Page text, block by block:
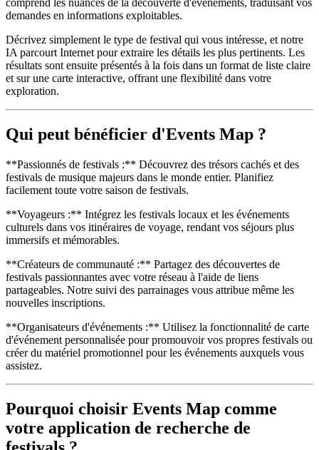
comprend les nuances de la découverte d'événements, traduisant vos
demandes en informations exploitables.
Décrivez simplement le type de festival qui vous intéresse, et notre
IA parcourt Internet pour extraire les détails les plus pertinents. Les
résultats sont ensuite présentés à la fois dans un format de liste claire
et sur une carte interactive, offrant une flexibilité dans votre
exploration.
Qui peut bénéficier d'Events Map ?
**Passionnés de festivals :** Découvrez des trésors cachés et des
festivals de musique majeurs dans le monde entier. Planifiez
facilement toute votre saison de festivals.
**Voyageurs :** Intégrez les festivals locaux et les événements
culturels dans vos itinéraires de voyage, rendant vos séjours plus
immersifs et mémorables.
**Créateurs de communauté :** Partagez des découvertes de
festivals passionnantes avec votre réseau à l'aide de liens
partageables. Notre suivi des parrainages vous attribue même les
nouvelles inscriptions.
**Organisateurs d'événements :** Utilisez la fonctionnalité de carte
d'événement personnalisée pour promouvoir vos propres festivals ou
créer du matériel promotionnel pour les événements auxquels vous
assistez.
Pourquoi choisir Events Map comme
votre application de recherche de